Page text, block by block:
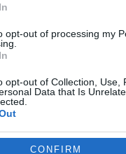
opt-out of processing my
opt-out of Collection, Use,
Data that Is
consentsCONFIRM